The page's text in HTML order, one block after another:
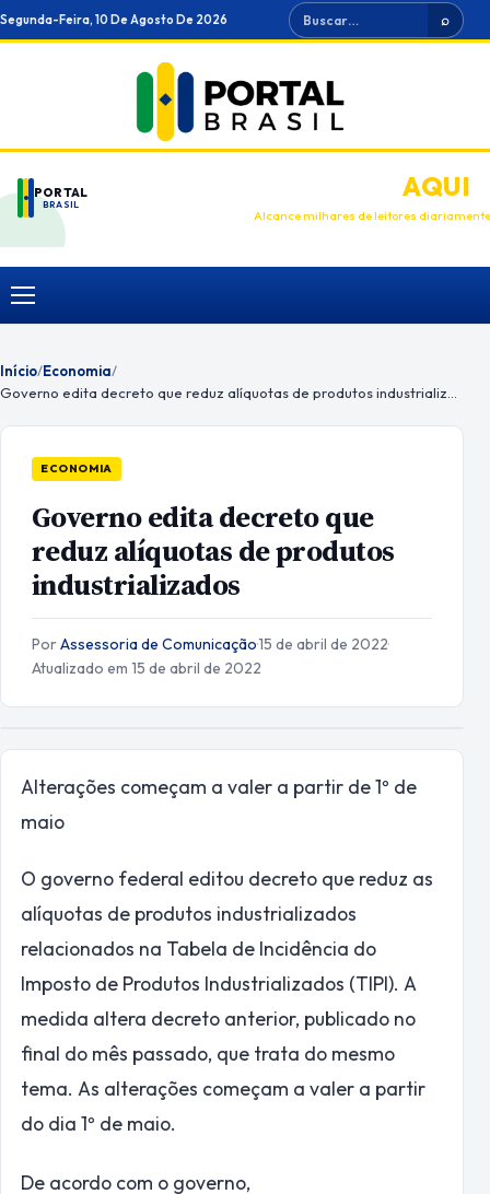
Ir
para
Segunda-Feira, 10 De Agosto De 2026 Buscar ⌕
PORTAL
BRASIL
ANUNCIEAQUI
Alcance milhares de leitores diariamente
Menu
Início/Economia/
ECONOMIA
Governo edita decreto que
reduz alíquotas de produtos
industrializados
PorAssessoria de Comunicação·15 de abril de 2022·
Atualizado em 15 de abril de 2022
Alterações começam a valer a partir de 1º de
maio
O governo federal editou decreto que reduz as
alíquotas de produtos industrializados
relacionados na Tabela de Incidência do
Imposto de Produtos Industrializados (TIPI). A
medida altera decreto anterior, publicado no
final do mês passado, que trata do mesmo
tema. As alterações começam a valer a partir
do dia 1º de maio.
De acordo com o governo,